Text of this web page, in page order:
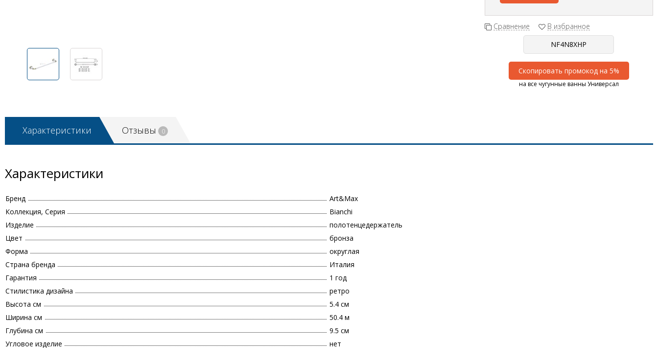
Сравнение В избранное
Скопировать промокод на 5%
на все чугунные ванны Универсал
Характеристики Отзывы 0
Характеристики
Бренд
Art&Max
Коллекция, Серия
Bianchi
Изделие
полотенцедержатель
Цвет
бронза
Форма
округлая
Страна бренда
Италия
Гарантия
1 год
Стилистика дизайна
ретро
Высота см
5.4 см
Ширина см
50.4 м
Глубина см
9.5 см
Угловое изделие
нет